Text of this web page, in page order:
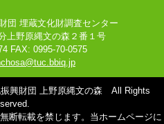
団 埋蔵文化財調査センター
上野原縄文の森２番１号
FAX: 0995-70-0575
興財団 上野原縄文の森 All Rights
断転載を禁じます。当ホームページに